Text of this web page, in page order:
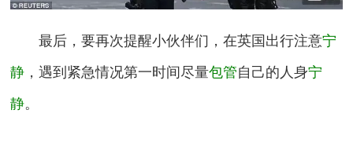
最后，要再次提醒小伙伴们，在英国出行注意宁
静 ，遇到紧急情况第一时间尽量包管自己的人身宁
静。